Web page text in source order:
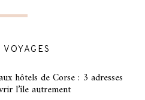
VOYAGES
hôtels de Corse : 3 adresses
l’île autrement